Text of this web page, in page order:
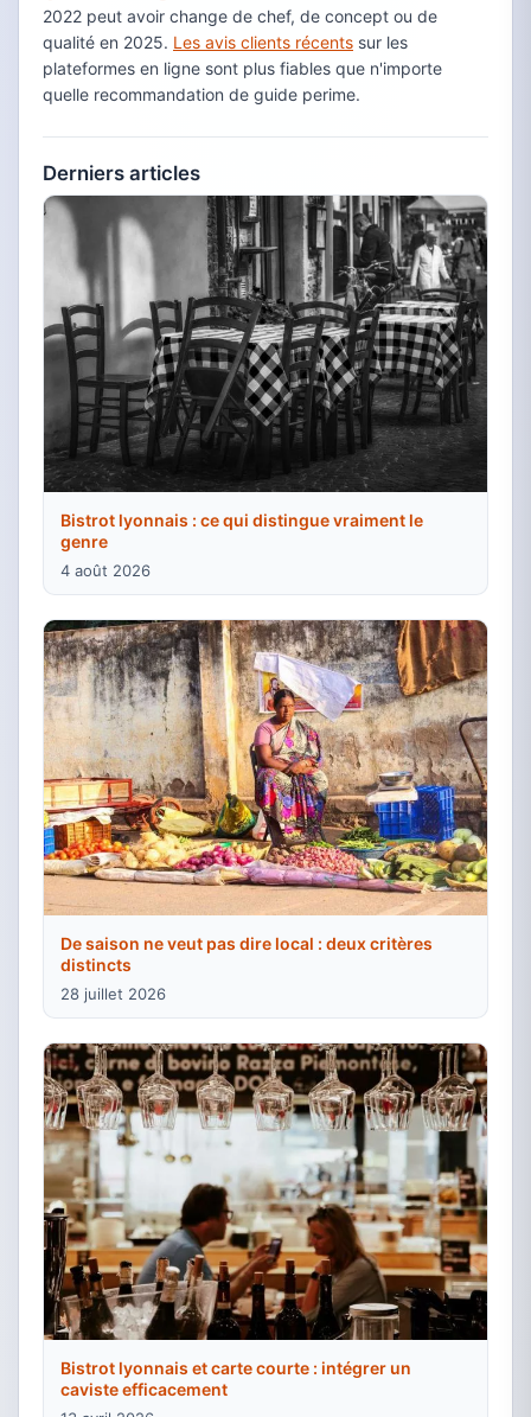
2022 peut avoir change de chef, de concept ou de
qualité en 2025. Les avis clients récents sur les
plateformes en ligne sont plus fiables que n'importe
quelle recommandation de guide perime.
Derniers articles
Bistrot lyonnais : ce qui distingue vraiment le
genre
4 août 2026
De saison ne veut pas dire local : deux critères
distincts
28 juillet 2026
Bistrot lyonnais et carte courte : intégrer un
caviste efficacement